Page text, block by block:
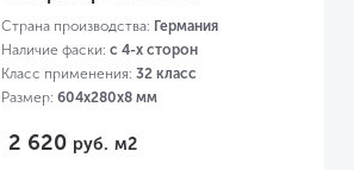
Страна производства: Германия
Наличие фаски: с 4-х сторон
Класс применения: 32 класс
Размер: 604х280х8 мм
2 620 руб. м2